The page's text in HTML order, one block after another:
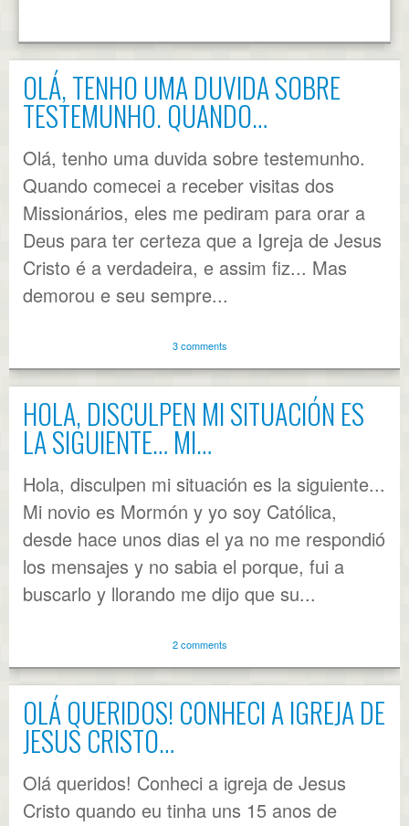
OLÁ, TENHO UMA DUVIDA SOBRE
TESTEMUNHO. QUANDO…
Olá, tenho uma duvida sobre testemunho.
Quando comecei a receber visitas dos
Missionários, eles me pediram para orar a
Deus para ter certeza que a Igreja de Jesus
Cristo é a verdadeira, e assim fiz... Mas
demorou e seu sempre...
3 comments
HOLA, DISCULPEN MI SITUACIÓN ES
LA SIGUIENTE… MI…
Hola, disculpen mi situación es la siguiente...
Mi novio es Mormón y yo soy Católica,
desde hace unos dias el ya no me respondió
los mensajes y no sabia el porque, fui a
buscarlo y llorando me dijo que su...
2 comments
OLÁ QUERIDOS! CONHECI A IGREJA DE
JESUS CRISTO…
Olá queridos! Conheci a igreja de Jesus
Cristo quando eu tinha uns 15 anos de